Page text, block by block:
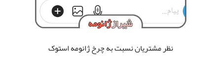
نظر مشتریان نسبت به چرخ ژانومه استوک